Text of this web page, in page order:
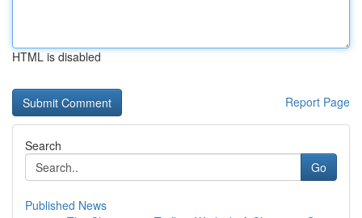
HTML is disabled
Report Page
Search
Go
Published News